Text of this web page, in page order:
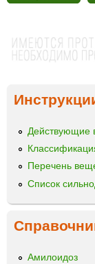
Действующие
Перечень
Список
Амилоидоз